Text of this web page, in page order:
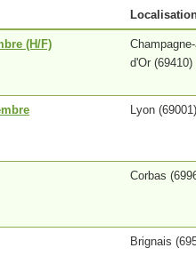
(H/F)
d'Or (69410)
Lyon (69001)
Corbas
Brignais